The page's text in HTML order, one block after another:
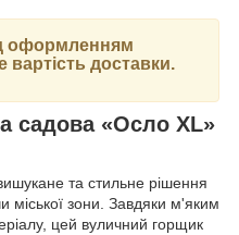
оформленням
доставки.
садова «Осло XL»
та стильне рішення
зони. Завдяки м'яким
цей вуличний горщик